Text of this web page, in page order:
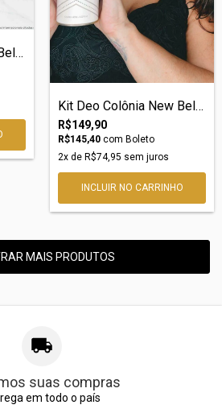
Kit Deo Colônia New Belle nº07 – Inspira...
Kit Deo Colônia New Belle nº05 – Inspira...
R$149,90
R$145,40 com Boleto
2x de R$74,95 sem juros
MAIS PRODUTOS
suas compras
em todo o país